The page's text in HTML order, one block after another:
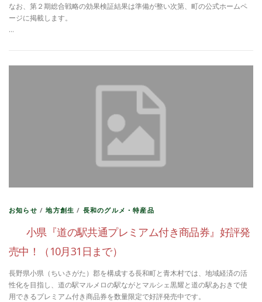
なお、第２期総合戦略の効果検証結果は準備が整い次第、町の公式ホームペ
ージに掲載します。
…
お知らせ /地方創生 / 長和のグルメ・特産品
小県『道の駅共通プレミアム付き商品券』好評発
売中！（10月31日まで）
長野県小県（ちいさがた）郡を構成する長和町と青木村では、地域経済の活
性化を目指し、道の駅マルメロの駅ながとマルシェ黒耀と道の駅あおきで使
用できるプレミアム付き商品券を数量限定で好評発売中です。